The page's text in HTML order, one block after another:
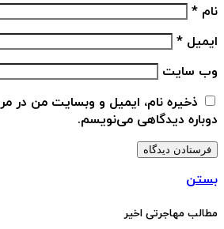
نام *
ایمیل *
وب‌ سایت
ذخیره نام، ایمیل و وبسایت من در
دوباره دیدگاهی می‌نویسم.
بستن
مطالب مهاجرتی اخیر